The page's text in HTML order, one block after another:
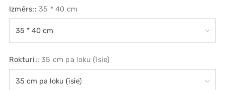
Izmērs:: 35 * 40 cm
Rokturi::35 cm pa loku (īsie)